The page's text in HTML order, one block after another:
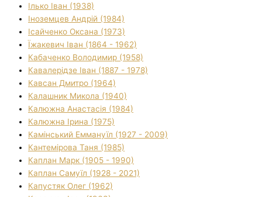
Ілько Іван (1938)
Іноземцев Андрій (1984)
Ісайченко Оксана (1973)
Їжакевич Іван (1864 - 1962)
Кабаченко Володимир (1958)
Кавалерідзе Іван (1887 - 1978)
Кавсан Дмитро (1964)
Калашник Микола (1940)
Калюжна Анастасія (1984)
Калюжна Ірина (1975)
Камінський Еммануїл (1927 - 2009)
Кантемірова Таня (1985)
Каплан Марк (1905 - 1990)
Каплан Самуїл (1928 - 2021)
Капустяк Олег (1962)